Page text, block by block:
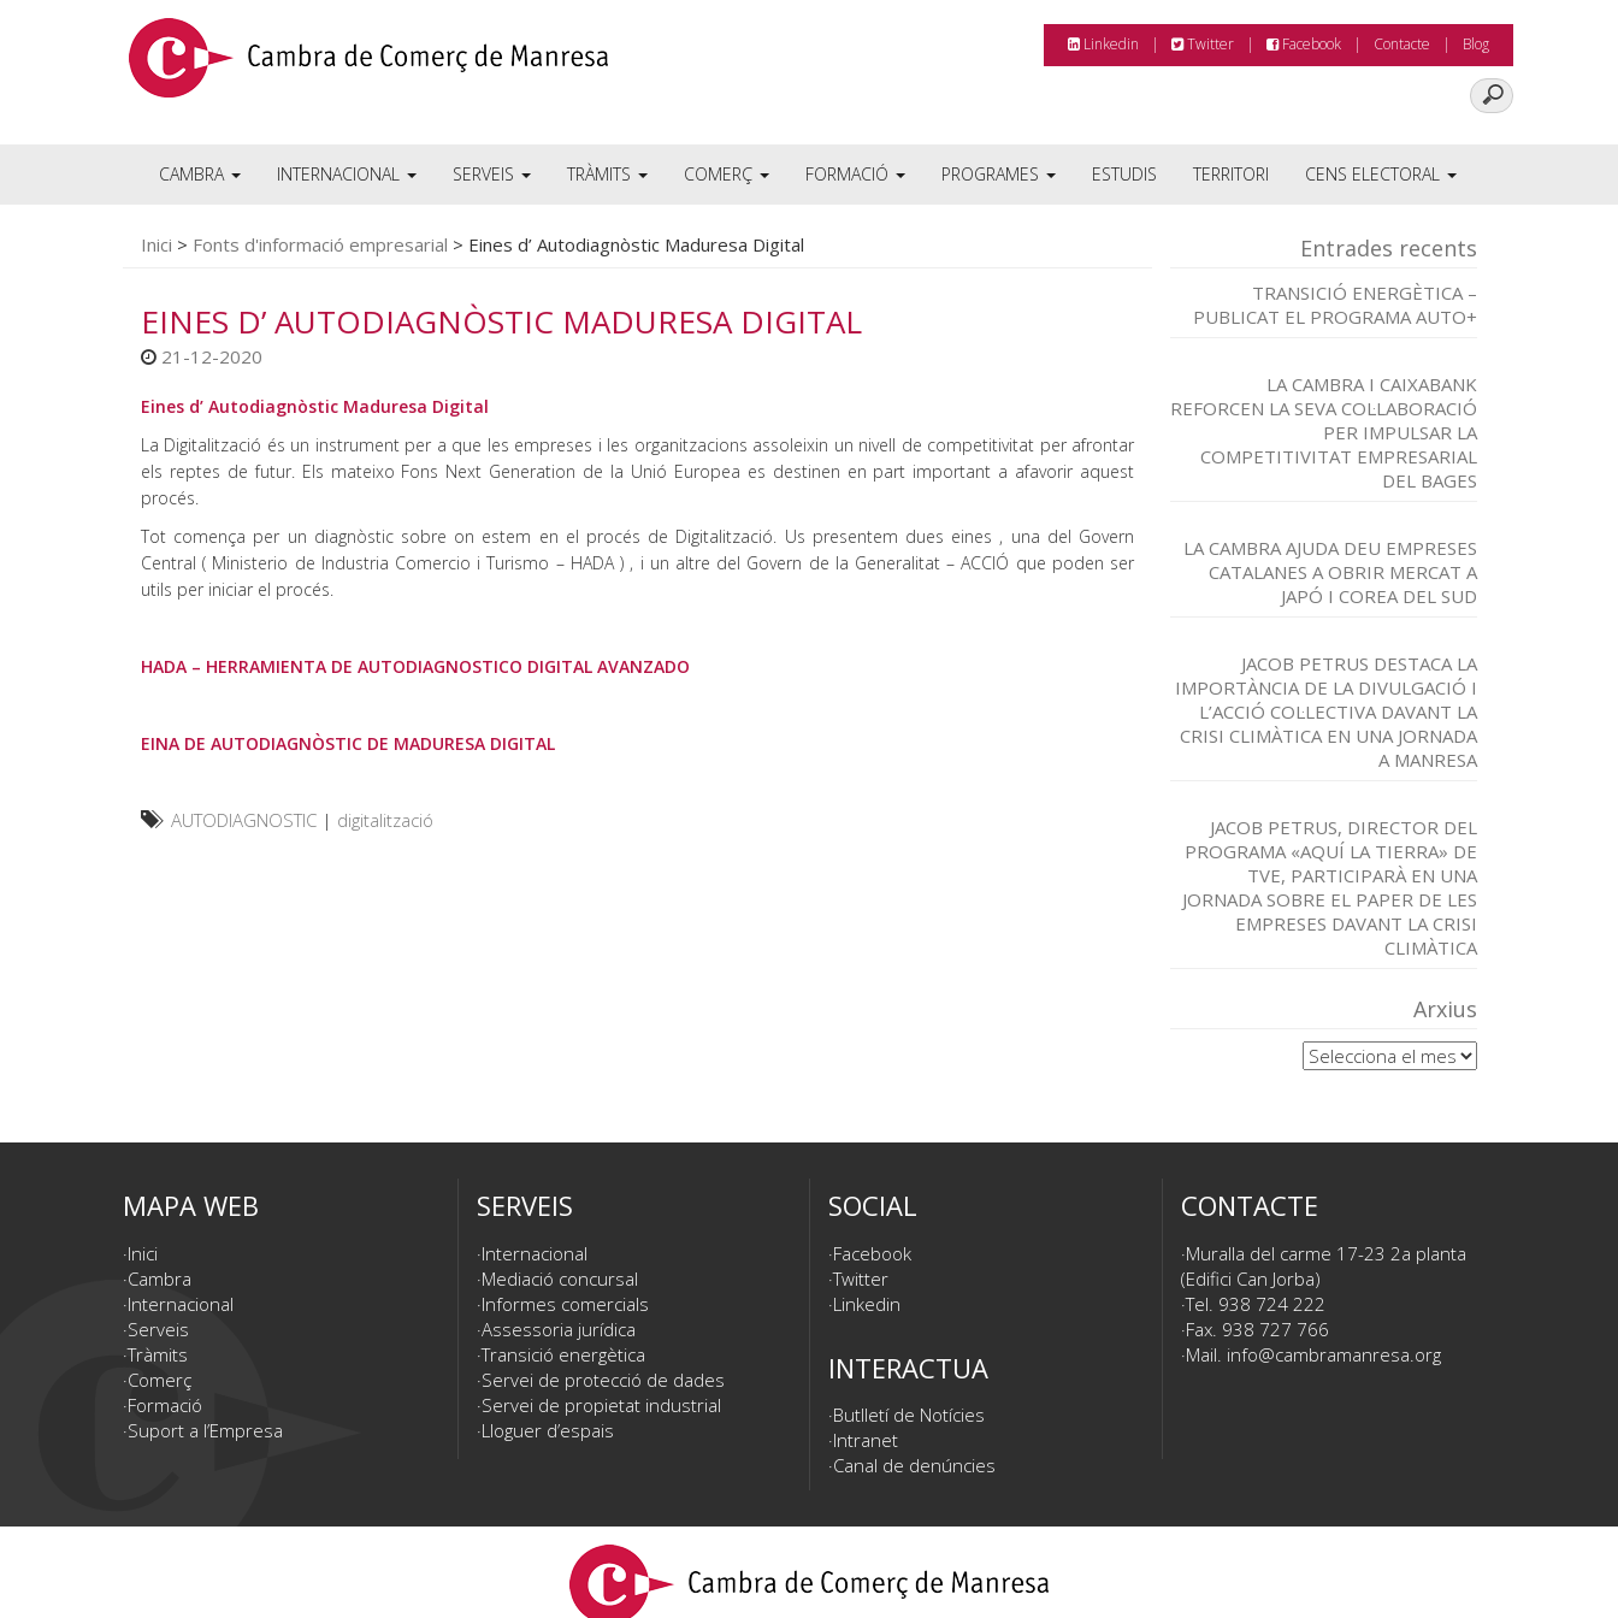
Linkedin Twitter Facebook Contacte Blog
CAMBRA INTERNACIONAL SERVEIS TRÀMITS COMERÇ FORMACIÓ PROGRAMES ESTUDIS TERRITORI CENS ELECTORAL
Inici > Fonts d'informació empresarial > Eines d’ Autodiagnòstic Maduresa Digital
EINES D’ AUTODIAGNÒSTIC MADURESA DIGITAL
21-12-2020
Eines d’ Autodiagnòstic Maduresa Digital
La Digitalització és un instrument per a que les empreses i les organitzacions assoleixin un nivell de competitivitat per afrontar
els reptes de futur. Els mateixo Fons Next Generation de la Unió Europea es destinen en part important a afavorir aquest
procés.
Tot comença per un diagnòstic sobre on estem en el procés de Digitalització. Us presentem dues eines , una del Govern
Central ( Ministerio de Industria Comercio i Turismo – HADA ) , i un altre del Govern de la Generalitat – ACCIÓ que poden ser
utils per iniciar el procés.
HADA – HERRAMIENTA DE AUTODIAGNOSTICO DIGITAL AVANZADO
EINA DE AUTODIAGNÒSTIC DE MADURESA DIGITAL
AUTODIAGNOSTIC | digitalització
Entrades recents
TRANSICIÓ ENERGÈTICA –
PUBLICAT EL PROGRAMA AUTO+
LA CAMBRA I CAIXABANK
REFORCEN LA SEVA COL·LABORACIÓ
PER IMPULSAR LA
COMPETITIVITAT EMPRESARIAL
DEL BAGES
LA CAMBRA AJUDA DEU EMPRESES
CATALANES A OBRIR MERCAT A
JAPÓ I COREA DEL SUD
JACOB PETRUS DESTACA LA
IMPORTÀNCIA DE LA DIVULGACIÓ I
L’ACCIÓ COL·LECTIVA DAVANT LA
CRISI CLIMÀTICA EN UNA JORNADA
A MANRESA
JACOB PETRUS, DIRECTOR DEL
PROGRAMA «AQUÍ LA TIERRA» DE
TVE, PARTICIPARÀ EN UNA
JORNADA SOBRE EL PAPER DE LES
EMPRESES DAVANT LA CRISI
CLIMÀTICA
Arxius
Arxius
MAPA WEB
Inici
Cambra
Internacional
Serveis
Tràmits
Comerç
Formació
Suport a l’Empresa
SERVEIS
Internacional
Mediació concursal
Informes comercials
Assessoria jurídica
Transició energètica
Servei de protecció de dades
Servei de propietat industrial
Lloguer d’espais
SOCIAL
Facebook
Twitter
Linkedin
INTERACTUA
Butlletí de Notícies
Intranet
Canal de denúncies
CONTACTE
Muralla del carme 17-23 2a planta
(Edifici Can Jorba)
Tel. 938 724 222
Fax. 938 727 766
Mail. info@cambramanresa.org